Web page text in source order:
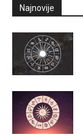
Najnovije